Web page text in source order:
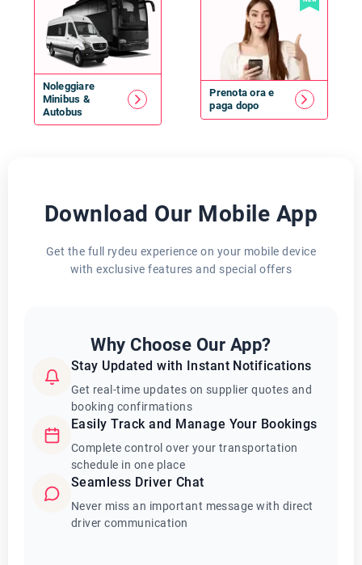
Noleggiare
Minibus &
Autobus
Prenota ora e
paga dopo
Download Our Mobile App
Get the full rydeu experience on your mobile device
with exclusive features and special offers
Why Choose Our App?
Stay Updated with Instant Notifications
Get real-time updates on supplier quotes and
booking confirmations
Easily Track and Manage Your Bookings
Complete control over your transportation
schedule in one place
Seamless Driver Chat
Never miss an important message with direct
driver communication